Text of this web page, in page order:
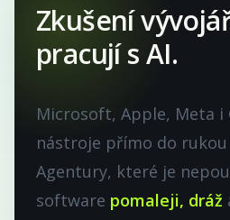
Zkušení
pracují s AI.
Microsoft, Apple, Meta i
nástroje přímo do rukou
Agentury, které je
software pomaleji, dráž